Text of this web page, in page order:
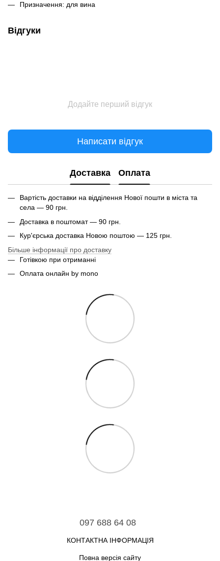
Призначення: для вина
Відгуки
Додайте перший відгук
Написати відгук
Доставка Оплата
Вартість доставки на відділення Нової пошти в міста та
села — 90 грн.
Доставка в поштомат — 90 грн.
Кур'єрська доставка Новою поштою — 125 грн.
Більше інформації про доставку
Готівкою при отриманні
Оплата онлайн by mono
097 688 64 08
КОНТАКТНА ІНФОРМАЦІЯ
Повна версія сайту